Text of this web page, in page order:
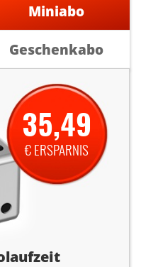
Miniabo
Geschenkabo
35,49
€ ERSPARNIS